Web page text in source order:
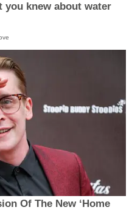
you knew about water
Of The New ‘Home